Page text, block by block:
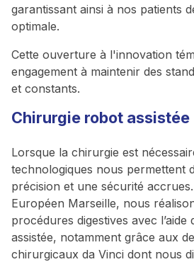
garantissant ainsi à nos patients
optimale.
Cette ouverture à l'innovation
engagement à maintenir des
et constants.
Chirurgie robot assistée
Lorsque la chirurgie est
technologiques nous permettent
précision et une sécurité
Européen Marseille, nous
procédures digestives avec
assistée, notamment grâce aux
chirurgicaux da Vinci dont nous